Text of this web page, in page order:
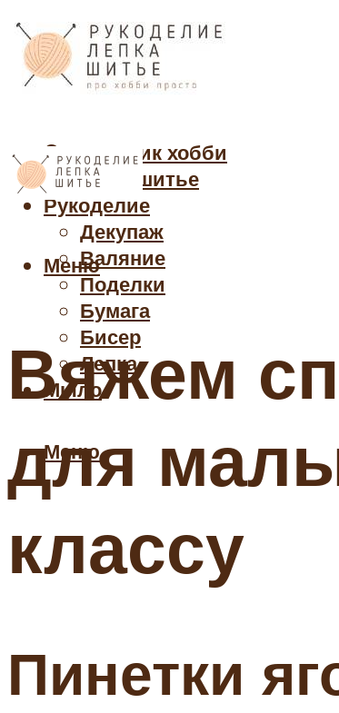
Cправочник хобби
Кройка и шитье
Рукоделие
Декупаж
Валяние
Поделки
Бумага
Бисер
Лепка
Мыло
Меню
Меню
Вяжем
для
классу
Пинетки